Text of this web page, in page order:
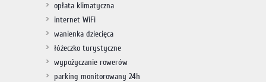
opłata klimatyczna
internet WiFi
wanienka dziecięca
łóżeczko turystyczne
wypożyczanie rowerów
parking monitorowany 24h